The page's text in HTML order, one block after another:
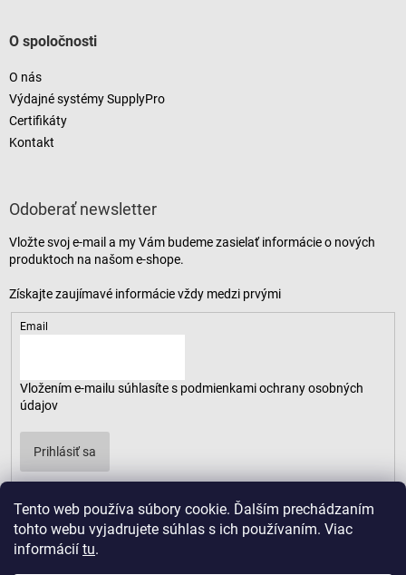
Tento web používa súbory cookie. Ďalším prechádzaním
tohto webu vyjadrujete súhlas s ich používaním. Viac
informácií tu.
O spoločnosti
O nás
Výdajné systémy SupplyPro
Certifikáty
Kontakt
Odoberať newsletter
Vložte svoj e-mail a my Vám budeme zasielať informácie o nových
produktoch na našom e-shope.
Email
Vložením e-mailu súhlasíte s podmienkami ochrany osobných
údajov
Prihlásiť sa